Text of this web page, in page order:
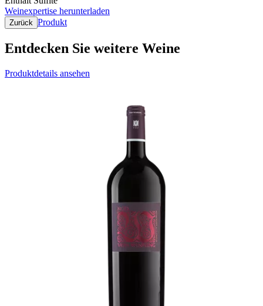
Weinexpertise herunterladen
Zurück Produkt
Entdecken Sie weitere Weine
Produktdetails ansehen